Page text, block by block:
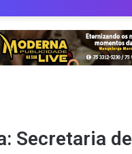
Secretaria de